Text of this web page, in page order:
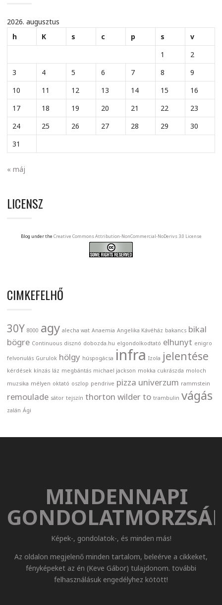
2026. augusztus
h
K s c p s
v
1
2
3
4 5 6 7 8
9
10
11 12 13 14 15
16
17
18 19 20 21 22
23
24
25 26 27 28 29
30
31
« máj
LICENSZ
Blog under the Creative Commons Attribution-NonCommercial-NoDerivs 3.0 License
CIMKEFELHŐ
30Y 8000 agy alecha wat Anaemia Angelika Kávéház bakancs bikal
bögre Continuous disznó dobozda.hu elgondolkodtató elhunyt enigro
felvonulás Gurulok hölgy húspogácsa infra Izola jelentése
kérdések kínzás láz megbántás michael jackson mokka cukrászda moloch
muzsika mélyen oktató oszlop pendrive pizza univerzum rammstein
remoulade sátor tejszín thorton wilder to trambulin vágás
zalán Ági
MINDENNAPI
Képek-, gondolatok-, és minden más!
Az oldalon megjelenő minden tartalom, beleérve a cikkeket,
fényképeket az én (Keve Gábor) tulajdonom. további
felhasználásuk engedélyhez kötött!